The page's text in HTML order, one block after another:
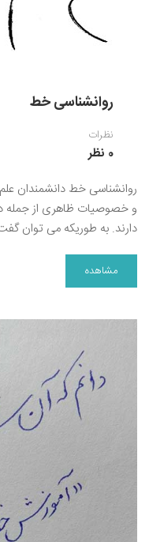
روانشناسی خط
نظرات
0 نظر
روانشناسی خط دانشمندان
و خصوصیات ظاهری از جمله
دارند. به طوریکه می
مشاهده